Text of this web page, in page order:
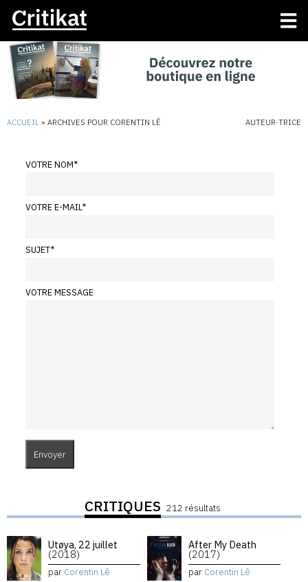
ACCUEIL » ARCHIVES POUR CORENTIN LÊ AUTEUR·TRICE
VOTRE NOM*
VOTRE E-MAIL*
SUJET*
VOTRE MESSAGE
CRITIQUES 212 résultats
Utøya, 22 juillet
(2018)
par Corentin Lê
After My Death
(2017)
par Corentin Lê